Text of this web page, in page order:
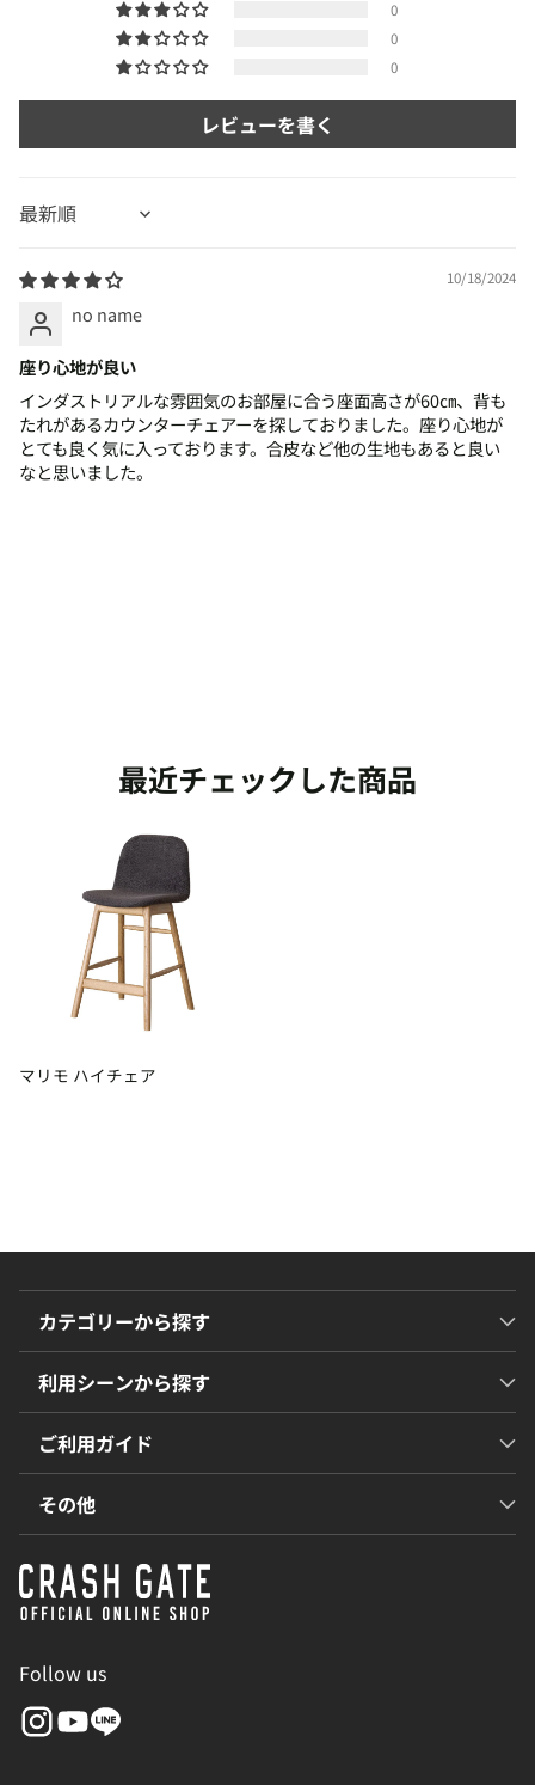
0
0
0
レビューを書く
Sort by
10/18/2024
no name
座り心地が良い
インダストリアルな雰囲気のお部屋に合う座面高さが60㎝、背も
たれがあるカウンターチェアーを探しておりました。座り心地が
とても良く気に入っております。合皮など他の生地もあると良い
なと思いました。
最近チェックした商品
マリモ ハイチェア
カテゴリーから探す
利用シーンから探す
ご利用ガイド
その他
Follow us